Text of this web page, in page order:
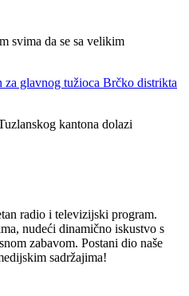
svima da se sa velikim
za glavnog tužioca Brčko distrikta
kantona dolazi
radio i televizijski program.
nudeći dinamično iskustvo s
zabavom. Postani dio naše
sadržajima!